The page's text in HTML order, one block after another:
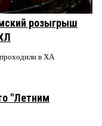
розыгрыш
проходили в ХА
"Летним